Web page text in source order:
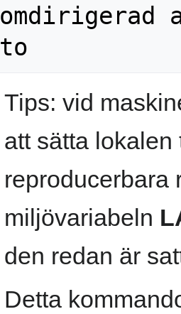
Tips: vid
att sätta
reproducerbara
miljövariabeln
den redan är
Detta